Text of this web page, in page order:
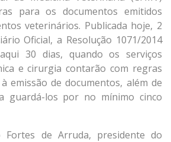
para os documentos emitidos
veterinários. Publicada hoje, 2
Oficial, a Resolução 1071/2014
30 dias, quando os serviços
e cirurgia contarão com regras
emissão de documentos, além de
guardá-los por no mínimo cinco
Fortes de Arruda, presidente do